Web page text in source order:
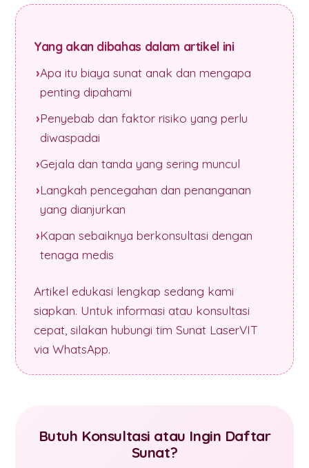
Yang akan dibahas dalam artikel ini
Apa itu biaya sunat anak dan mengapa
penting dipahami
Penyebab dan faktor risiko yang perlu
diwaspadai
Gejala dan tanda yang sering muncul
Langkah pencegahan dan penanganan
yang dianjurkan
Kapan sebaiknya berkonsultasi dengan
tenaga medis
Artikel edukasi lengkap sedang kami
siapkan. Untuk informasi atau konsultasi
cepat, silakan hubungi tim Sunat LaserVIT
via WhatsApp.
Butuh Konsultasi atau Ingin Daftar
Sunat?